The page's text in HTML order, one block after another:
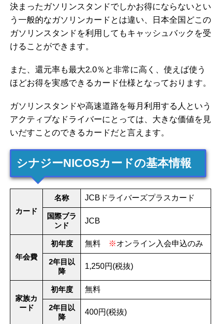
決まったガソリンスタンドでしかお得にならないとい
う一般的なガソリンカードとは違い、日本全国どこの
ガソリンスタンドを利用してもキャッシュバックを受
けることができます。
また、還元率も最大2.0％と非常に高く、使えば使う
ほどお得を実感できるカード仕様となっております。
ガソリンスタンドや高速道路を毎月利用する人という
アクティブなドライバーにとっては、大きな価値を見
いだすことのできるカードだと言えます。
シナジーNICOSカードの基本情報
カード
名称 JCBドライバーズプラスカード
国際ブラ
ンド
JCB
年会費
初年度 無料 ※オンライン入会申込のみ
2年目以
降
1,250円(税抜)
家族カ
ード
初年度 無料
2年目以
降
400円(税抜)